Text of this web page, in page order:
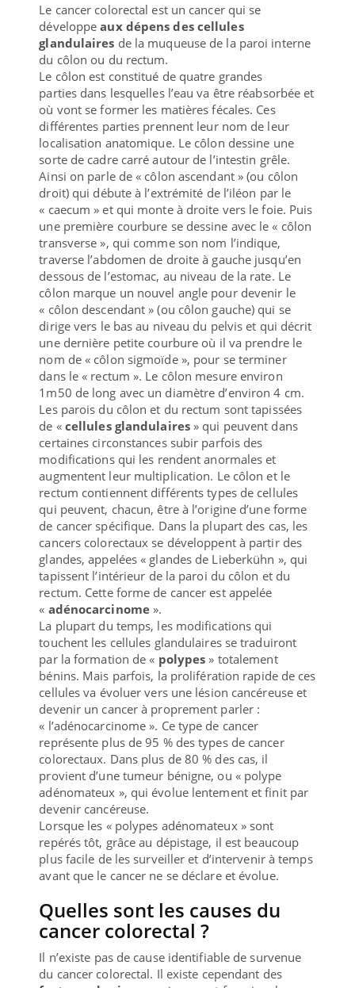
Le cancer colorectal est un cancer qui se
développeaux dépens des cellules
glandulaires de la muqueuse de la paroi interne
du côlon ou du rectum.
Le côlon est constitué de quatre grandes
parties dans lesquelles l’eau va être réabsorbée et
où vont se former les matières fécales. Ces
différentes parties prennent leur nom de leur
localisation anatomique. Le côlon dessine une
sorte de cadre carré autour de l’intestin grêle.
Ainsi on parle de « côlon ascendant » (ou côlon
droit) qui débute à l’extrémité de l’iléon par le
« caecum » et qui monte à droite vers le foie. Puis
une première courbure se dessine avec le « côlon
transverse », qui comme son nom l’indique,
traverse l’abdomen de droite à gauche jusqu’en
dessous de l’estomac, au niveau de la rate. Le
côlon marque un nouvel angle pour devenir le
« côlon descendant » (ou côlon gauche) qui se
dirige vers le bas au niveau du pelvis et qui décrit
une dernière petite courbure où il va prendre le
nom de « côlon sigmoïde », pour se terminer
dans le « rectum ». Le côlon mesure environ
1m50 de long avec un diamètre d’environ 4 cm.
Les parois du côlon et du rectum sont tapissées
de « cellules glandulaires» qui peuvent dans
certaines circonstances subir parfois des
modifications qui les rendent anormales et
augmentent leur multiplication. Le côlon et le
rectum contiennent différents types de cellules
qui peuvent, chacun, être à l’origine d’une forme
de cancer spécifique. Dans la plupart des cas, les
cancers colorectaux se développent à partir des
glandes, appelées « glandes de Lieberkühn », qui
tapissent l’intérieur de la paroi du côlon et du
rectum. Cette forme de cancer est appelée
« adénocarcinome».
La plupart du temps, les modifications qui
touchent les cellules glandulaires se traduiront
par la formation de « polypes» totalement
bénins. Mais parfois, la prolifération rapide de ces
cellules va évoluer vers une lésion cancéreuse et
devenir un cancer à proprement parler :
« l’adénocarcinome ». Ce type de cancer
représente plus de 95 % des types de cancer
colorectaux. Dans plus de 80 % des cas, il
provient d’une tumeur bénigne, ou « polype
adénomateux », qui évolue lentement et finit par
devenir cancéreuse.
Lorsque les « polypes adénomateux » sont
repérés tôt, grâce au dépistage, il est beaucoup
plus facile de les surveiller et d’intervenir à temps
avant que le cancer ne se déclare et évolue.
Quelles sont les causes du
cancer colorectal ?
Il n’existe pas de cause identifiable de survenue
du cancer colorectal. Il existe cependant des